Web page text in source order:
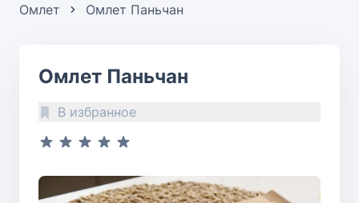
Омлет
Омлет Паньчан
Омлет Паньчан
В избранное